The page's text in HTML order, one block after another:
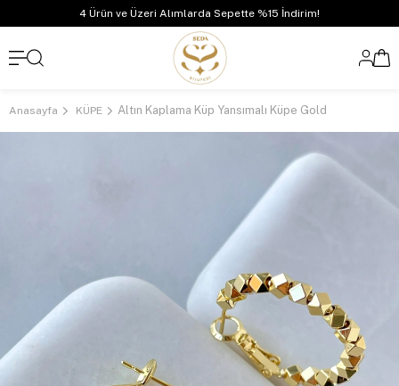
4 Ürün ve Üzeri Alımlarda Sepette %15 İndirim!
Anasayfa KÜPE Altın Kaplama Küp Yansımalı Küpe Gold